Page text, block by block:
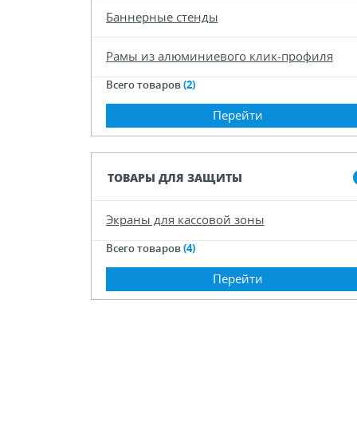
Баннерные стенды
Рамы из алюминиевого клик-профиля
Всего товаров(2)
Перейти
ТОВАРЫ ДЛЯ ЗАЩИТЫ
Экраны для кассовой зоны
Всего товаров(4)
Перейти